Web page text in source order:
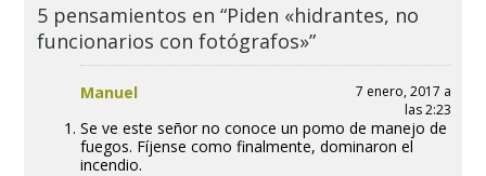
5 pensamientos en “Piden «hidrantes, no
funcionarios con fotógrafos»”
Manuel
7 enero, 2017 a
las 2:23
Se ve este señor no conoce un pomo de manejo de
fuegos. Fíjense como finalmente, dominaron el
incendio.